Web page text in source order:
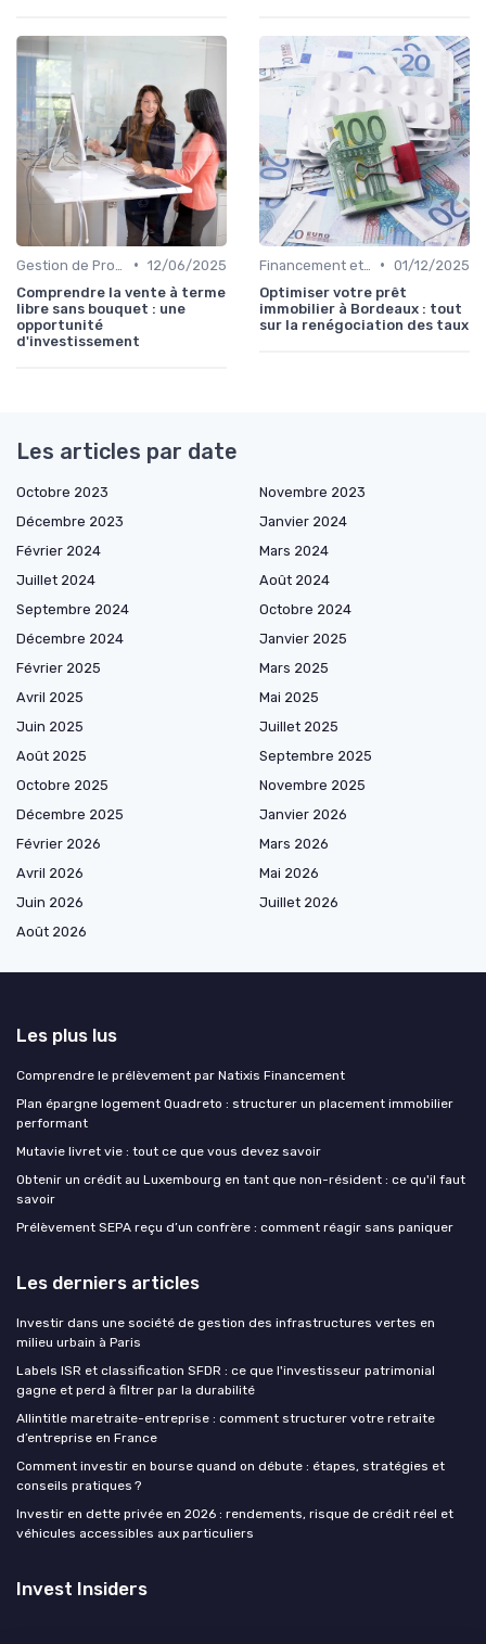
• 12/06/2025
Comprendre la vente à terme
libre sans bouquet : une
opportunité
d'investissement
• 01/12/2025
Optimiser votre prêt
immobilier à Bordeaux : tout
sur la renégociation des taux
Les articles par date
Octobre 2023
Novembre 2023
Décembre 2023
Janvier 2024
Février 2024
Mars 2024
Juillet 2024
Août 2024
Septembre 2024
Octobre 2024
Décembre 2024
Janvier 2025
Février 2025
Mars 2025
Avril 2025
Mai 2025
Juin 2025
Juillet 2025
Août 2025
Septembre 2025
Octobre 2025
Novembre 2025
Décembre 2025
Janvier 2026
Février 2026
Mars 2026
Avril 2026
Mai 2026
Juin 2026
Juillet 2026
Août 2026
Les plus lus
Comprendre le prélèvement par Natixis Financement
Plan épargne logement Quadreto : structurer un placement immobilier
performant
Mutavie livret vie : tout ce que vous devez savoir
Obtenir un crédit au Luxembourg en tant que non-résident : ce qu'il faut
savoir
Prélèvement SEPA reçu d’un confrère : comment réagir sans paniquer
Les derniers articles
Investir dans une société de gestion des infrastructures vertes en
milieu urbain à Paris
Labels ISR et classification SFDR : ce que l'investisseur patrimonial
gagne et perd à filtrer par la durabilité
Allintitle maretraite-entreprise : comment structurer votre retraite
d’entreprise en France
Comment investir en bourse quand on débute : étapes, stratégies et
conseils pratiques ?
Investir en dette privée en 2026 : rendements, risque de crédit réel et
véhicules accessibles aux particuliers
Invest Insiders